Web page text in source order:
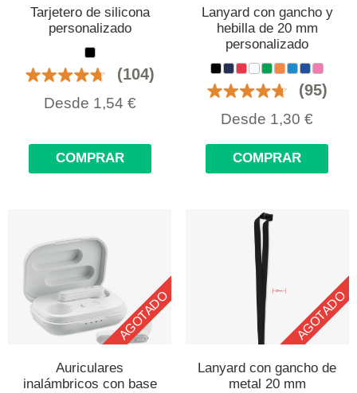
Tarjetero de silicona
personalizado
(104)
Desde 1,54 €
COMPRAR
Lanyard con gancho y
hebilla de 20 mm
personalizado
(95)
Desde 1,30 €
COMPRAR
AGOTADO
Auriculares
inalámbricos con base
AGOTADO
Lanyard con gancho de
metal 20 mm